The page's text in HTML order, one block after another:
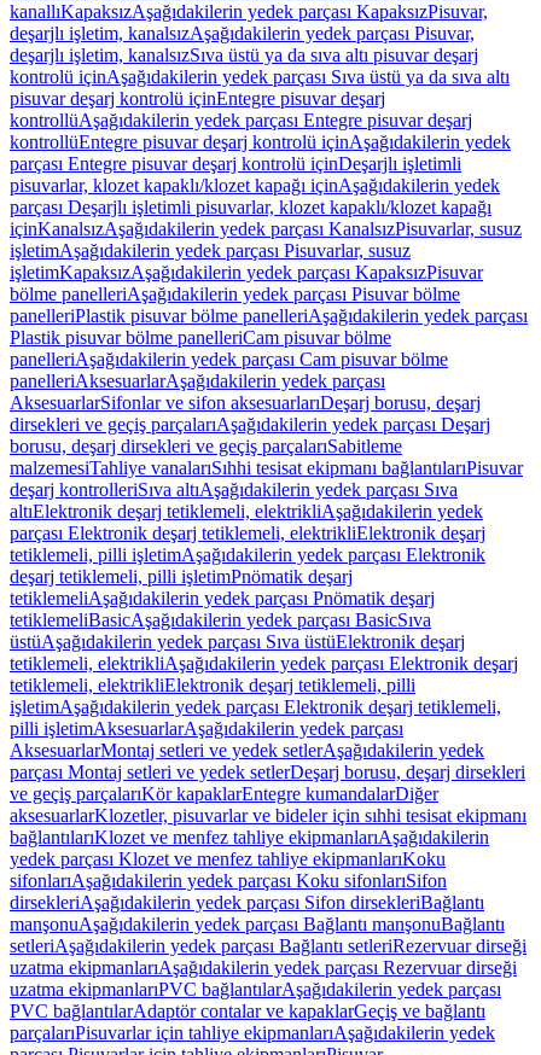
kanallıKapaksızAşağıdakilerin yedek parçası KapaksızPisuvar,
deşarjlı işletim, kanalsızAşağıdakilerin yedek parçası Pisuvar,
deşarjlı işletim, kanalsızSıva üstü ya da sıva altı pisuvar deşarj
kontrolü içinAşağıdakilerin yedek parçası Sıva üstü ya da sıva altı
pisuvar deşarj kontrolü içinEntegre pisuvar deşarj
kontrollüAşağıdakilerin yedek parçası Entegre pisuvar deşarj
kontrollüEntegre pisuvar deşarj kontrolü içinAşağıdakilerin yedek
parçası Entegre pisuvar deşarj kontrolü içinDeşarjlı işletimli
pisuvarlar, klozet kapaklı/klozet kapağı içinAşağıdakilerin yedek
parçası Deşarjlı işletimli pisuvarlar, klozet kapaklı/klozet kapağı
içinKanalsızAşağıdakilerin yedek parçası KanalsızPisuvarlar, susuz
işletimAşağıdakilerin yedek parçası Pisuvarlar, susuz
işletimKapaksızAşağıdakilerin yedek parçası KapaksızPisuvar
bölme panelleriAşağıdakilerin yedek parçası Pisuvar bölme
panelleriPlastik pisuvar bölme panelleriAşağıdakilerin yedek parçası
Plastik pisuvar bölme panelleriCam pisuvar bölme
panelleriAşağıdakilerin yedek parçası Cam pisuvar bölme
panelleriAksesuarlarAşağıdakilerin yedek parçası
AksesuarlarSifonlar ve sifon aksesuarlarıDeşarj borusu, deşarj
dirsekleri ve geçiş parçalarıAşağıdakilerin yedek parçası Deşarj
borusu, deşarj dirsekleri ve geçiş parçalarıSabitleme
malzemesiTahliye vanalarıSıhhi tesisat ekipmanı bağlantılarıPisuvar
deşarj kontrolleriSıva altıAşağıdakilerin yedek parçası Sıva
altıElektronik deşarj tetiklemeli, elektrikliAşağıdakilerin yedek
parçası Elektronik deşarj tetiklemeli, elektrikliElektronik deşarj
tetiklemeli, pilli işletimAşağıdakilerin yedek parçası Elektronik
deşarj tetiklemeli, pilli işletimPnömatik deşarj
tetiklemeliAşağıdakilerin yedek parçası Pnömatik deşarj
tetiklemeliBasicAşağıdakilerin yedek parçası BasicSıva
üstüAşağıdakilerin yedek parçası Sıva üstüElektronik deşarj
tetiklemeli, elektrikliAşağıdakilerin yedek parçası Elektronik deşarj
tetiklemeli, elektrikliElektronik deşarj tetiklemeli, pilli
işletimAşağıdakilerin yedek parçası Elektronik deşarj tetiklemeli,
pilli işletimAksesuarlarAşağıdakilerin yedek parçası
AksesuarlarMontaj setleri ve yedek setlerAşağıdakilerin yedek
parçası Montaj setleri ve yedek setlerDeşarj borusu, deşarj dirsekleri
ve geçiş parçalarıKör kapaklarEntegre kumandalarDiğer
aksesuarlarKlozetler, pisuvarlar ve bideler için sıhhi tesisat ekipmanı
bağlantılarıKlozet ve menfez tahliye ekipmanlarıAşağıdakilerin
yedek parçası Klozet ve menfez tahliye ekipmanlarıKoku
sifonlarıAşağıdakilerin yedek parçası Koku sifonlarıSifon
dirsekleriAşağıdakilerin yedek parçası Sifon dirsekleriBağlantı
manşonuAşağıdakilerin yedek parçası Bağlantı manşonuBağlantı
setleriAşağıdakilerin yedek parçası Bağlantı setleriRezervuar dirseği
uzatma ekipmanlarıAşağıdakilerin yedek parçası Rezervuar dirseği
uzatma ekipmanlarıPVC bağlantılarAşağıdakilerin yedek parçası
PVC bağlantılarAdaptör contalar ve kapaklarGeçiş ve bağlantı
parçalarıPisuvarlar için tahliye ekipmanlarıAşağıdakilerin yedek